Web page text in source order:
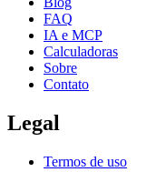
FAQ
IA e MCP
Calculadoras
Sobre
Contato
Legal
Termos de uso